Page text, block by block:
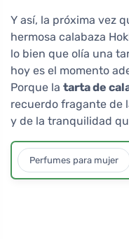
Y así, la próxima vez
hermosa calabaza
lo bien que olía una
hoy es el momento
Porque la tarta de
recuerdo fragante de
y de la tranquilidad
Perfumes para mujer